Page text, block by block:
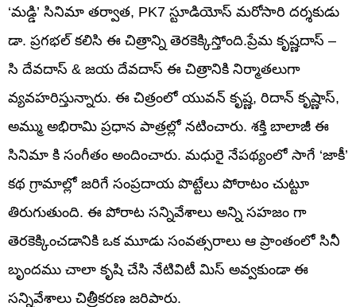
‘మడ్డి’ సినిమా తర్వాత, PK7 స్టూడియోస్ మరోసారి దర్శకుడు
డా. ప్రగభల్ కలిసి ఈ చిత్రాన్ని తెరకెక్కిస్తోంది.ప్రేమ కృష్ణదాస్ –
సి దేవదాస్ & జయ దేవదాస్ ఈ చిత్రానికి నిర్మాతలుగా
వ్యవహరిస్తున్నారు. ఈ చిత్రంలో యువన్ కృష్ణ, రిదాన్ కృష్ణాస్,
అమ్ము అభిరామి ప్రధాన పాత్రల్లో నటించారు. శక్తి బాలాజీ ఈ
సినిమా కి సంగీతం అందించారు. మధురై నేపథ్యంలో సాగే ‘జాకీ’
కథ గ్రామాల్లో జరిగే సంప్రదాయ పొట్టేలు పోరాటం చుట్టూ
తిరుగుతుంది. ఈ పోరాట సన్నివేశాలు అన్ని సహజం గా
తెరకెక్కించడానికి ఒక మూడు సంవత్సరాలు ఆ ప్రాంతంలో సినీ
బృందము చాలా కృషి చేసి నేటివిటీ మిస్ అవ్వకుండా ఈ
సన్నివేశాలు చిత్రీకరణ జరిపారు.